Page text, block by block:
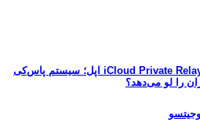
افشای نشت آدرس IP در iCloud Private Relay اپل؛ سیستم پاس‌کی
را لو می‌دهد؟